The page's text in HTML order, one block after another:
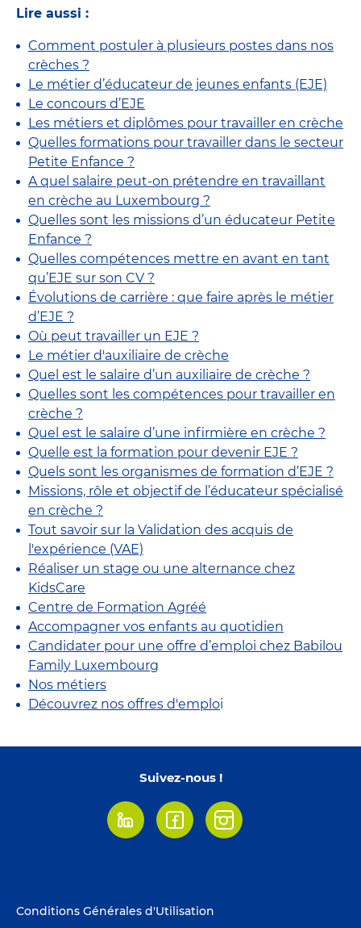
Lire aussi :
Comment postuler à plusieurs postes dans nos
crèches ?
Le métier d’éducateur de jeunes enfants (EJE)
Le concours d’EJE
Les métiers et diplômes pour travailler en crèche
Quelles formations pour travailler dans le secteur
Petite Enfance ?
A quel salaire peut-on prétendre en travaillant
en crèche au Luxembourg ?
Quelles sont les missions d’un éducateur Petite
Enfance ?
Quelles compétences mettre en avant en tant
qu’EJE sur son CV ?
Évolutions de carrière : que faire après le métier
d’EJE ?
Où peut travailler un EJE ?
Le métier d'auxiliaire de crèche
Quel est le salaire d’un auxiliaire de crèche ?
Quelles sont les compétences pour travailler en
crèche ?
Quel est le salaire d’une infirmière en crèche ?
Quelle est la formation pour devenir EJE ?
Quels sont les organismes de formation d’EJE ?
Missions, rôle et objectif de l’éducateur spécialisé
en crèche ?
Tout savoir sur la Validation des acquis de
l'expérience (VAE)
Réaliser un stage ou une alternance chez
KidsCare
Centre de Formation Agréé
Accompagner vos enfants au quotidien
Candidater pour une offre d’emploi chez Babilou
Family Luxembourg
Nos métiers
Découvrez nos offres d'emploi
Suivez-nous !
LinkedinFacebookInstagram
Footer
Conditions Générales d'Utilisation